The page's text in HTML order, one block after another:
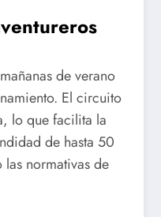
de verano
El circuito
lo que facilita la
de hasta 50
normativas de